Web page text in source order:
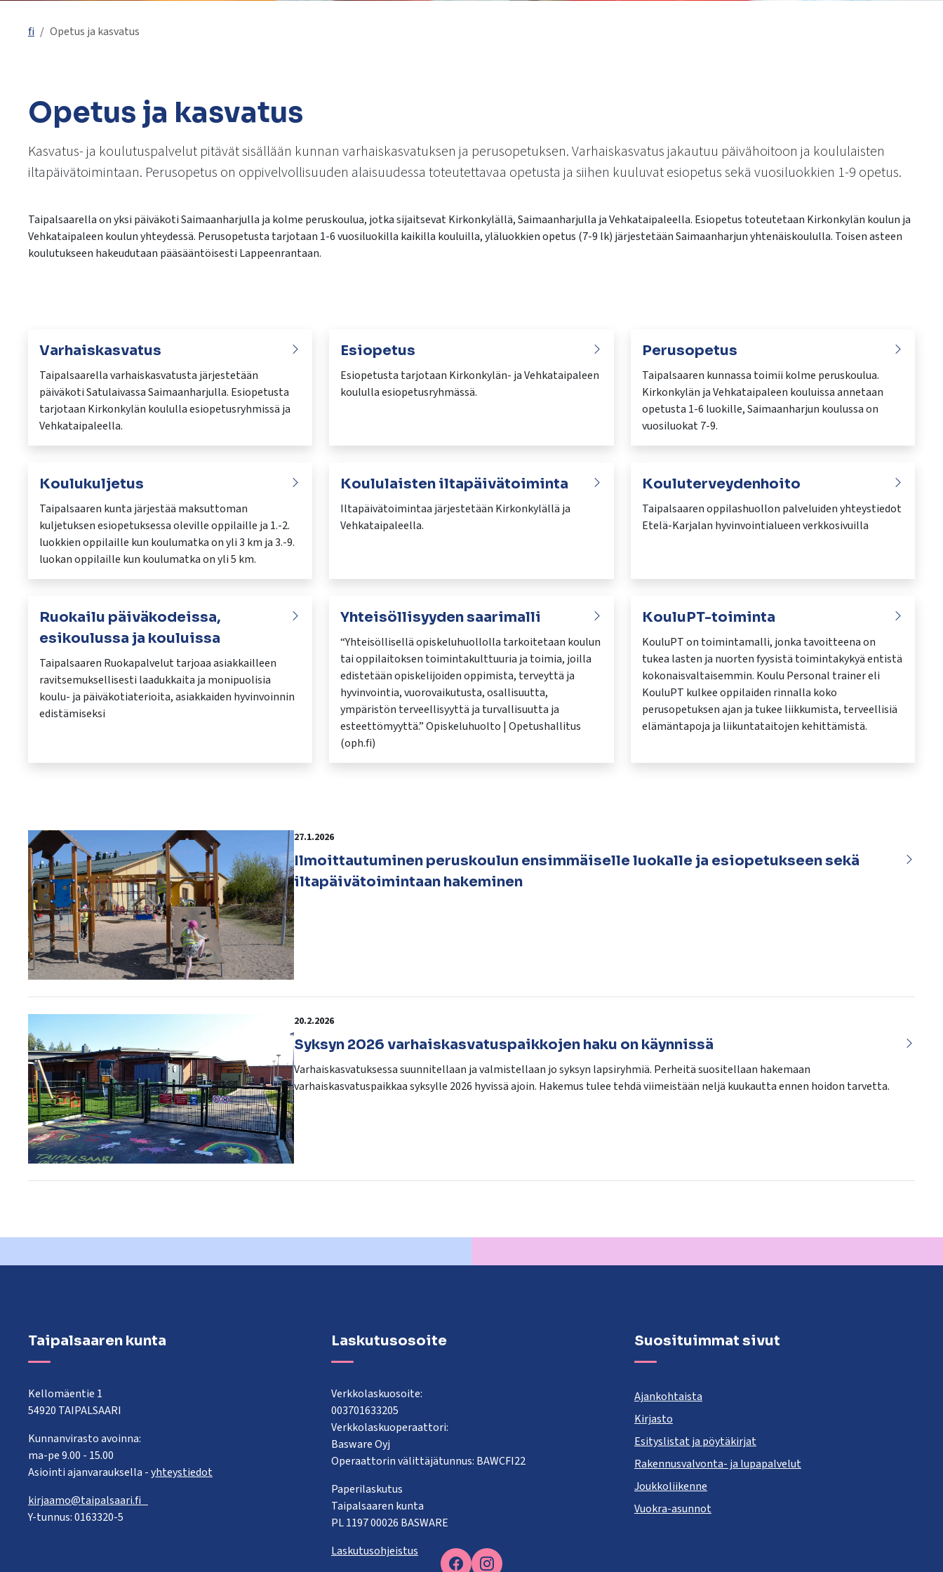
fi Opetus ja kasvatus
Opetus ja kasvatus
Kasvatus- ja koulutuspalvelut pitävät sisällään kunnan varhaiskasvatuksen ja perusopetuksen. Varhaiskasvatus jakautuu päivähoitoon ja koululaisten
iltapäivätoimintaan. Perusopetus on oppivelvollisuuden alaisuudessa toteutettavaa opetusta ja siihen kuuluvat esiopetus sekä vuosiluokkien 1-9 opetus.
Taipalsaarella on yksi päiväkoti Saimaanharjulla ja kolme peruskoulua, jotka sijaitsevat Kirkonkylällä, Saimaanharjulla ja Vehkataipaleella. Esiopetus toteutetaan Kirkonkylän koulun ja
Vehkataipaleen koulun yhteydessä. Perusopetusta tarjotaan 1-6 vuosiluokilla kaikilla kouluilla, yläluokkien opetus (7-9 lk) järjestetään Saimaanharjun yhtenäiskoululla. Toisen asteen
koulutukseen hakeudutaan pääsääntöisesti Lappeenrantaan.
Varhaiskasvatus
Taipalsaarella varhaiskasvatusta järjestetään
päiväkoti Satulaivassa Saimaanharjulla. Esiopetusta
tarjotaan Kirkonkylän koululla esiopetusryhmissä ja
Vehkataipaleella.
Esiopetus
Esiopetusta tarjotaan Kirkonkylän- ja Vehkataipaleen
koululla esiopetusryhmässä.
Perusopetus
Taipalsaaren kunnassa toimii kolme peruskoulua.
Kirkonkylän ja Vehkataipaleen kouluissa annetaan
opetusta 1-6 luokille, Saimaanharjun koulussa on
vuosiluokat 7-9.
Koulukuljetus
Taipalsaaren kunta järjestää maksuttoman
kuljetuksen esiopetuksessa oleville oppilaille ja 1.-2.
luokkien oppilaille kun koulumatka on yli 3 km ja 3.-9.
luokan oppilaille kun koulumatka on yli 5 km.
Koululaisten iltapäivätoiminta
Iltapäivätoimintaa järjestetään Kirkonkylällä ja
Vehkataipaleella.
Kouluterveydenhoito
Taipalsaaren oppilashuollon palveluiden yhteystiedot
Etelä-Karjalan hyvinvointialueen verkkosivuilla
Ruokailu päiväkodeissa,
esikoulussa ja kouluissa
Taipalsaaren Ruokapalvelut tarjoaa asiakkailleen
ravitsemuksellisesti laadukkaita ja monipuolisia
koulu- ja päiväkotiaterioita, asiakkaiden hyvinvoinnin
edistämiseksi
Yhteisöllisyyden saarimalli
“Yhteisöllisellä opiskeluhuollolla tarkoitetaan koulun
tai oppilaitoksen toimintakulttuuria ja toimia, joilla
edistetään opiskelijoiden oppimista, terveyttä ja
hyvinvointia, vuorovaikutusta, osallisuutta,
ympäristön terveellisyyttä ja turvallisuutta ja
esteettömyyttä.” Opiskeluhuolto | Opetushallitus
(oph.fi)​
KouluPT-toiminta
KouluPT on toimintamalli, jonka tavoitteena on
tukea lasten ja nuorten fyysistä toimintakykyä entistä
kokonaisvaltaisemmin. Koulu Personal trainer eli
KouluPT kulkee oppilaiden rinnalla koko
perusopetuksen ajan ja tukee liikkumista, terveellisiä
elämäntapoja ja liikuntataitojen kehittämistä.
27.1.2026
Ilmoittautuminen peruskoulun ensimmäiselle luokalle ja esiopetukseen sekä
iltapäivätoimintaan hakeminen
20.2.2026
Syksyn 2026 varhaiskasvatuspaikkojen haku on käynnissä
Varhaiskasvatuksessa suunnitellaan ja valmistellaan jo syksyn lapsiryhmiä. Perheitä suositellaan hakemaan
varhaiskasvatuspaikkaa syksylle 2026 hyvissä ajoin. Hakemus tulee tehdä viimeistään neljä kuukautta ennen hoidon tarvetta.
Facebook
Taipalsaaren kunta
Kellomäentie 1
54920 TAIPALSAARI
Kunnanvirasto avoinna:
ma-pe 9.00 - 15.00
Asiointi ajanvarauksella -yhteystiedot
kirjaamo@taipalsaari.fi
Y-tunnus: 0163320-5
Laskutusosoite
Verkkolaskuosoite:
003701633205
Verkkolaskuoperaattori:
Basware Oyj
Operaattorin välittäjätunnus: BAWCFI22
Paperilaskutus
Taipalsaaren kunta
PL 1197 00026 BASWARE
Laskutusohjeistus
Suosituimmat sivut
Ajankohtaista
Kirjasto
Esityslistat ja pöytäkirjat
Rakennusvalvonta- ja lupapalvelut
Joukkoliikenne
Vuokra-asunnot